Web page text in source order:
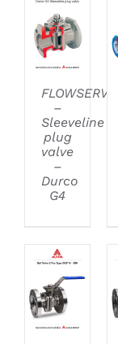
DETAILS
FLOWSERVE
–
Sleeveline
plug
valve
–
Durco
G4
DETAILS